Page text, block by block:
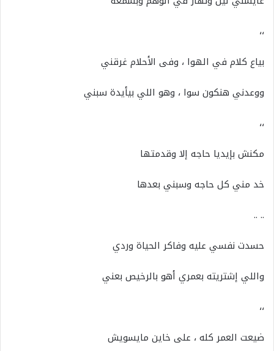
،،
بياع كلام في الهوا ، وفى الأحلام غرقني
ووعدني هنكون سوا ، وهو اللي بيأيدة سبني
،،
مكنش بإيديا حاجه إلا وقدمتها
خد مني كل حاجه وسبني بعدها
.. ..
حسدت نفسي عليه وفاكر الحياة وردي
واللي إشتريته بعمري أهو بالرخيص بعني
،،
ضيعت العمر كله ، على خاين مايسويش